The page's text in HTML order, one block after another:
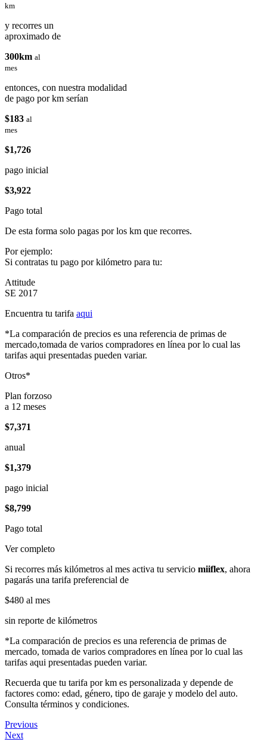
km
y recorres un
aproximado de
300km al
mes
entonces, con nuestra modalidad
de pago por km serían
$183 al
mes
$1,726
pago inicial
$3,922
Pago total
De esta forma solo pagas por los km que recorres.
Por ejemplo:
Si contratas tu pago por kilómetro para tu:
Attitude
SE 2017
Encuentra tu tarifa aqui
*La comparación de precios es una referencia de primas de
mercado,tomada de varios compradores en línea por lo cual las
tarifas aqui presentadas pueden variar.
Otros*
Plan forzoso
a 12 meses
$7,371
anual
$1,379
pago inicial
$8,799
Pago total
Ver completo
Si recorres más kilómetros al mes activa tu servicio miiflex, ahora
pagarás una tarifa preferencial de
$480 al mes
sin reporte de kilómetros
*La comparación de precios es una referencia de primas de
mercado, tomada de varios compradores en línea por lo cual las
tarifas aqui presentadas pueden variar.
Recuerda que tu tarifa por km es personalizada y depende de
factores como: edad, género, tipo de garaje y modelo del auto.
Consulta términos y condiciones.
Previous
Next